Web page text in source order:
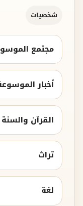
شخصيات
مجتمع
أخبار
القرآن والسنة
تراث
لغة